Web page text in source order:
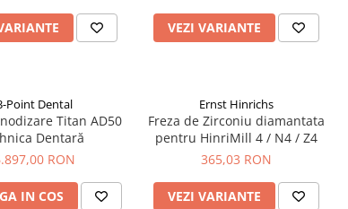
VEZI VARIANTE
Point Dental
Titan AD50
Dentară
RON
IN COS
Ernst Hinrichs
Freza de Zirconiu diamantata
pentru HinriMill 4 / N4 / Z4
365,03 RON
VEZI VARIANTE